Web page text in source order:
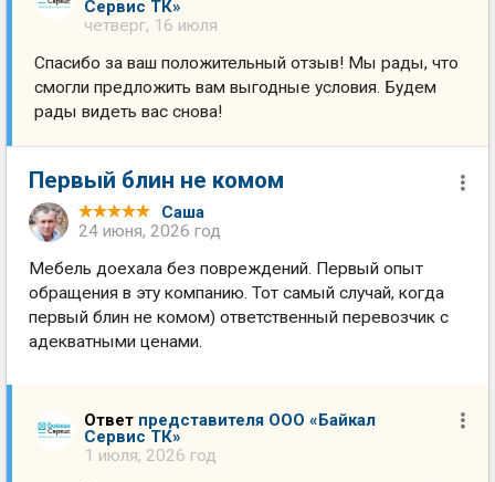
Сервис ТК»
четверг, 16 июля
Спасибо за ваш положительный отзыв! Мы рады, что
смогли предложить вам выгодные условия. Будем
рады видеть вас снова!
Первый блин не комом
Саша
24 июня, 2026 год
Мебель доехала без повреждений. Первый опыт
обращения в эту компанию. Тот самый случай, когда
первый блин не комом) ответственный перевозчик с
адекватными ценами.
Ответ представителя ООО «Байкал
Сервис ТК»
1 июля, 2026 год